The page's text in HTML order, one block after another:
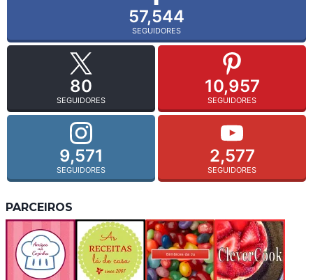
57,544
SEGUIDORES
80
SEGUIDORES
10,957
SEGUIDORES
9,571
SEGUIDORES
2,577
SEGUIDORES
PARCEIROS